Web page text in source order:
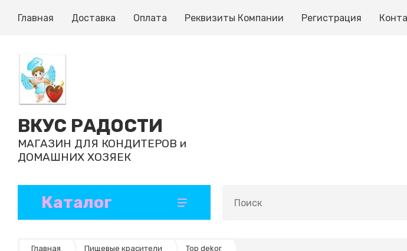
Главная Доставка Оплата Реквизиты Компании Регистрация
ВКУС РАДОСТИ
МАГАЗИН ДЛЯ КОНДИТЕРОВ и
ДОМАШНИХ ХОЗЯЕК
Каталог
Главная Пищевые красители Top dekor